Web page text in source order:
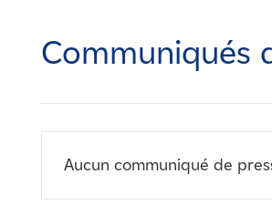
Nouvelles
Communiqués
Aucun communiqué de